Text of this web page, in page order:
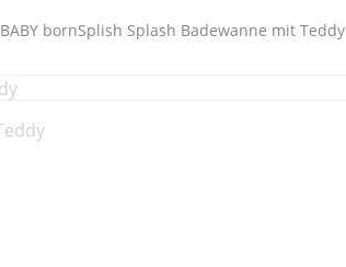
BABY bornSplish Splash Badewanne mit Teddy